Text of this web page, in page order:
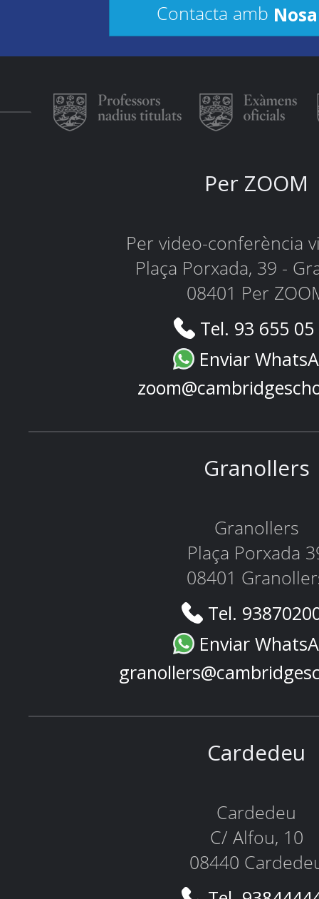
Contacta amb
Per ZOOM
Per video-conferència
Plaça Porxada, 39 -
08401 Per
Tel. 93 655
Enviar
Granollers
Granollers
Plaça Porxada
08401
Tel.
Enviar
Cardedeu
Cardedeu
C/ Alfou, 10
08440